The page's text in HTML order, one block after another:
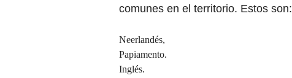
comunes en el territorio. Estos son:
Neerlandés,
Papiamento.
Inglés.